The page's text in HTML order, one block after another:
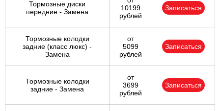
Тормозные диски
передние - Замена
10199
рублей
Записаться
Тормозные колодки
задние (класс люкс) -
Замена
от
5099
рублей
Записаться
Тормозные колодки
задние - Замена
от
3699
рублей
Записаться